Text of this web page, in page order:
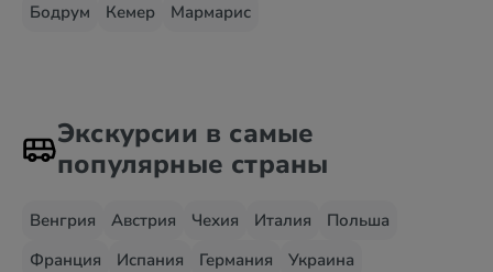
Бодрум
Кемер Мармарис
Экскурсии в самые
популярные страны
Венгрия Австрия Чехия Италия
Польша
Франция
Испания Германия
Украина